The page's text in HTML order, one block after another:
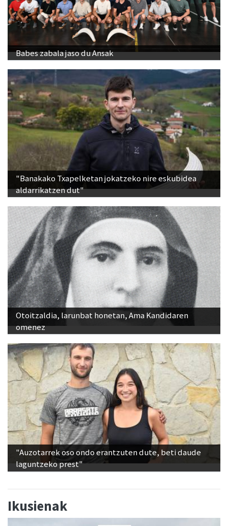
Babes zabala jaso du Ansak
"Banakako Txapelketan jokatzeko nire eskubidea
aldarrikatzen dut"
Otoitzaldia, larunbat honetan, Ama Kandidaren
omenez
"Auzotarrek oso ondo erantzuten dute, beti daude
laguntzeko prest"
Ikusienak